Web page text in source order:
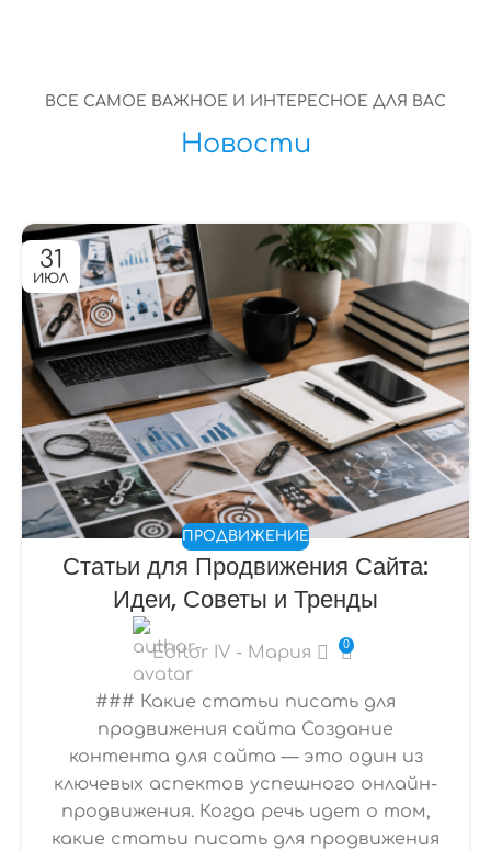
ВСЕ САМОЕ ВАЖНОЕ И ИНТЕРЕСНОЕ ДЛЯ ВАС
Новости
31
ИЮЛ
ПРОДВИЖЕНИЕ
Статьи для Продвижения Сайта:
Идеи, Советы и Тренды
Editor IV - Мария 0
### Какие статьи писать для
продвижения сайта Создание
контента для сайта — это один из
ключевых аспектов успешного онлайн-
продвижения. Когда речь идет о том,
какие статьи писать для продвижения